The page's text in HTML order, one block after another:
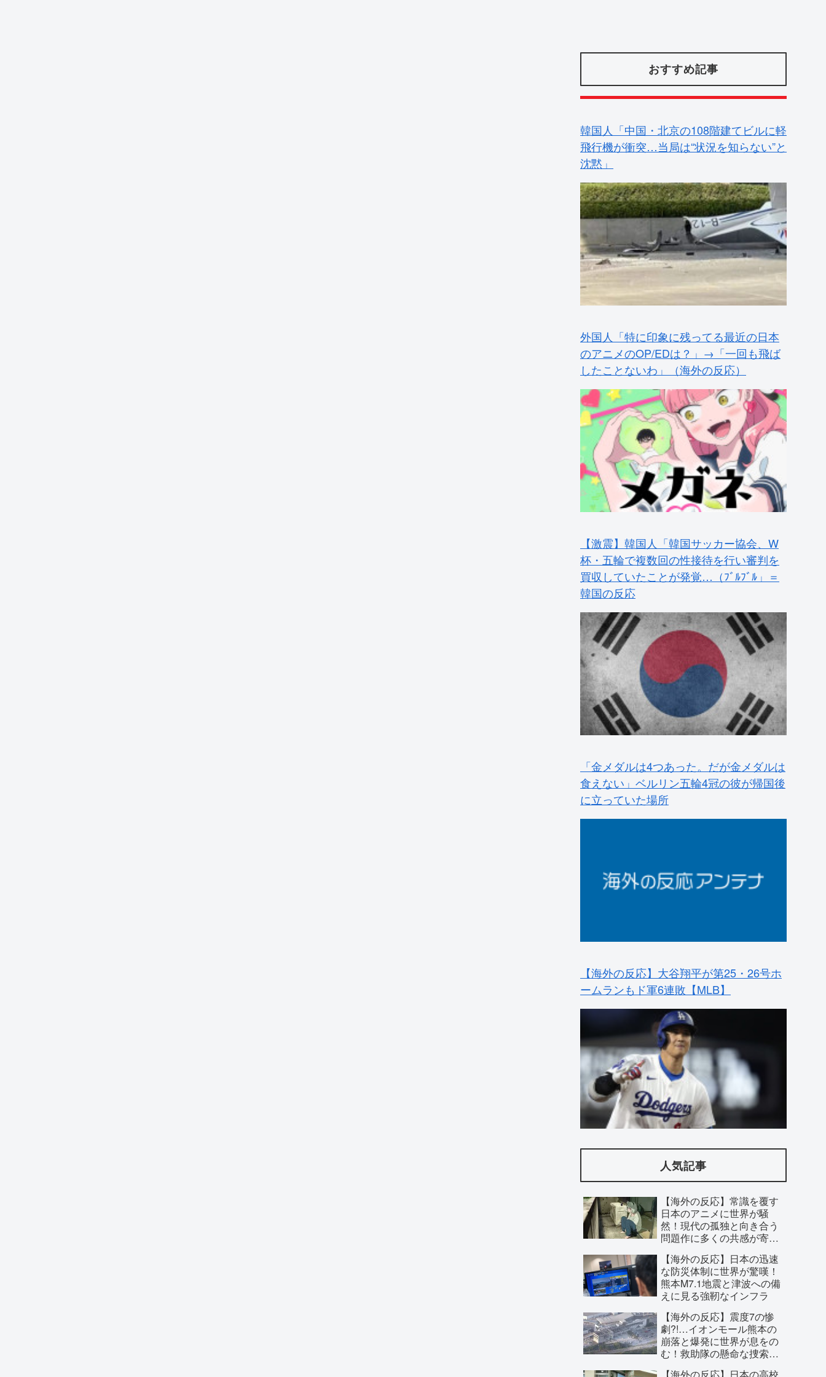
おすすめ記事
韓国人「中国・北京の108階建てビルに軽
沈黙」
外国人「特に印象に残ってる最近の日本
したことないわ」（海外の反応）
【激震】韓国人「韓国サッカー協会、W
買収していたことが発覚…（ﾌﾞﾙﾌﾞﾙ」＝
韓国の反応
「金メダルは4つあった。だが金メダルは
に立っていた場所
【海外の反応】大谷翔平が第25・26号ホ
トボール【ポーランドボール】
【戦慄】『攻殻機動隊 THE GHOST IN
THE SHELL』第5話「PHANTOM
FUND」、佐川電子の地下工場に隠され
人気記事
【海外の反応】常識を覆す
日本のアニメに世界が騒
然！現代の孤独と向き合う
問題作に多くの共感が寄せ
【海外の反応】日本の迅速
な防災体制に世界が驚嘆！
熊本M7.1地震と津波への備
えに見る強靭なインフラ
【海外の反応】震度7の惨
劇?!…イオンモール熊本の
崩落と爆発に世界が息をの
む！救助隊の懸命な捜索に